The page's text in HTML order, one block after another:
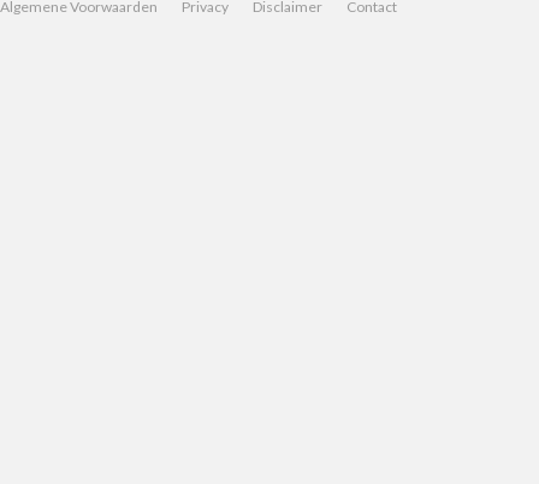
Algemene Voorwaarden Privacy Disclaimer Contact